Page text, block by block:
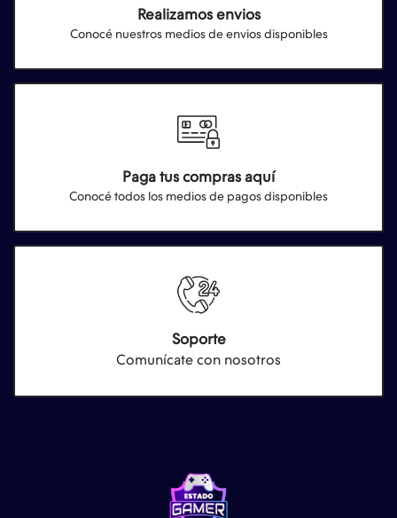
Realizamos envios
Conocé nuestros medios de envios disponibles
Paga tus compras aquí
Conocé todos los medios de pagos disponibles
Soporte
Comunícate con nosotros